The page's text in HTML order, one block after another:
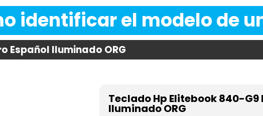
identificar el modelo de
Español Iluminado ORG
Teclado Hp Elitebook 840-G9
Iluminado ORG